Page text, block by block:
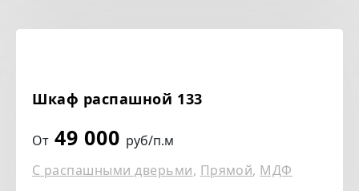
Шкаф распашной 133
От 49 000 руб/п.м
С распашными дверьми, Прямой, МДФ